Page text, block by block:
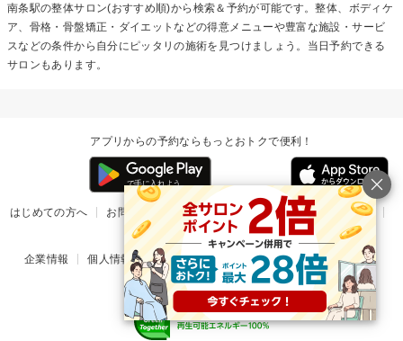
南条駅の整体サロン(おすすめ順)から検索＆予約が可能です。整体、ボディケ
ア、骨格・骨盤矯正・ダイエットなどの得意メニューや豊富な施設・サービ
スなどの条件から自分にピッタリの施術を見つけましょう。当日予約できる
サロンもあります。
アプリからの予約ならもっとおトクで便利！
はじめての方へ お問い合わせ ヘルプ リリース情報
利用規約
掲載ご希望のサロン様
企業情報 個人情報保護方針 楽天のサービス一覧 アプリ一覧
© Rakuten Group, Inc.